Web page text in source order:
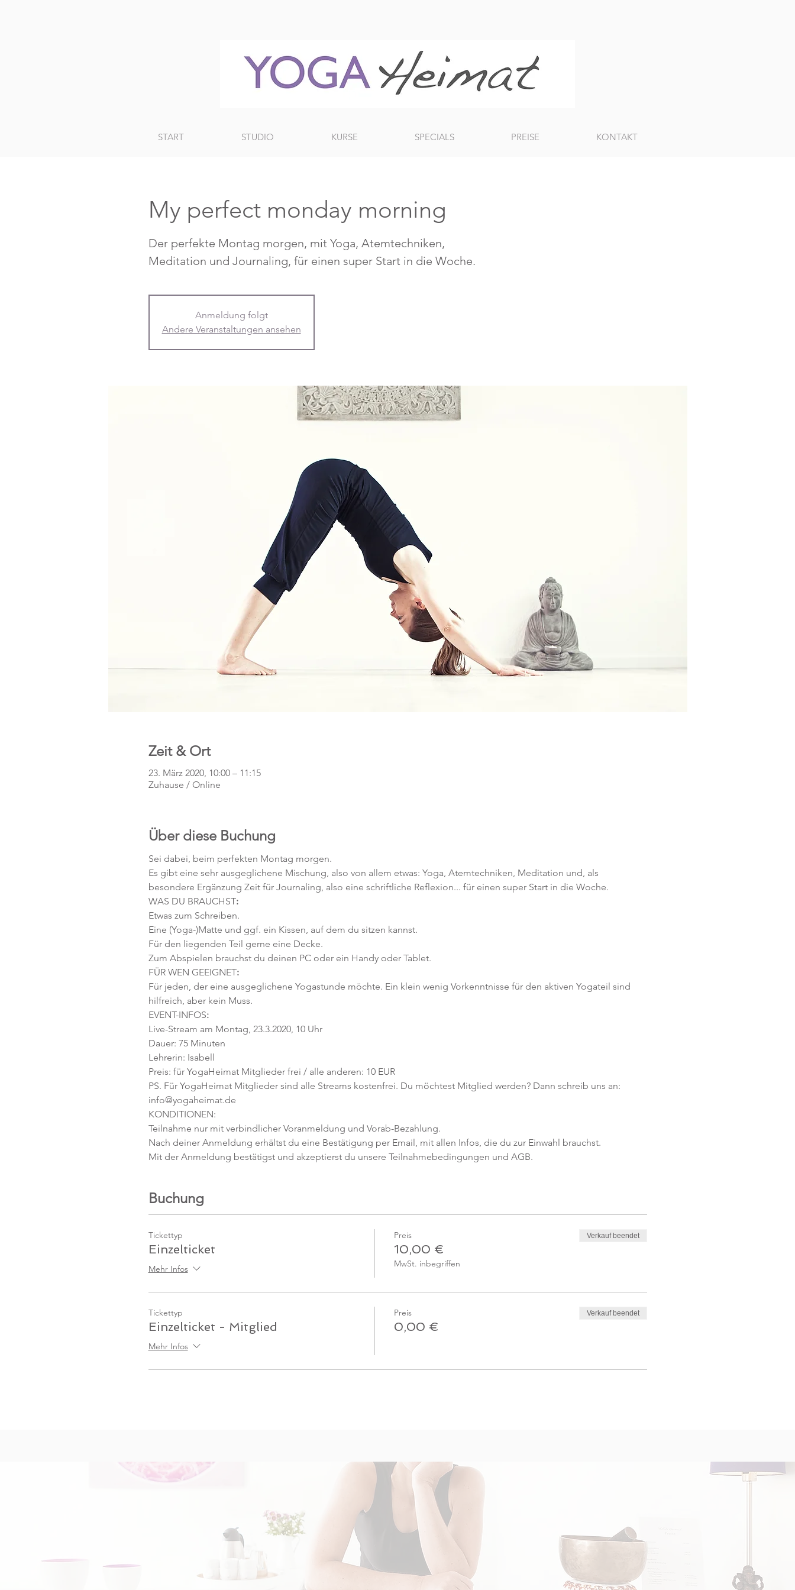
START STUDIO KURSE SPECIALS PREISE KONTAKT
My perfect monday morning
Der perfekte Montag morgen, mit Yoga, Atemtechniken,
Meditation und Journaling, für einen super Start in die Woche.
Anmeldung folgt
Andere Veranstaltungen ansehen
Zeit & Ort
23. März 2020, 10:00 – 11:15
Zuhause / Online
Über diese Buchung
Sei dabei, beim perfekten Montag morgen.
Es gibt eine sehr ausgeglichene Mischung, also von allem etwas: Yoga, Atemtechniken, Meditation und, als
besondere Ergänzung Zeit für Journaling, also eine schriftliche Reflexion... für einen super Start in die Woche.
WAS DU BRAUCHST:
Etwas zum Schreiben.
Eine (Yoga-)Matte und ggf. ein Kissen, auf dem du sitzen kannst.
Für den liegenden Teil gerne eine Decke.
Zum Abspielen brauchst du deinen PC oder ein Handy oder Tablet.
FÜR WEN GEEIGNET:
Für jeden, der eine ausgeglichene Yogastunde möchte. Ein klein wenig Vorkenntnisse für den aktiven Yogateil sind
hilfreich, aber kein Muss.
EVENT-INFOS:
Live-Stream am Montag, 23.3.2020, 10 Uhr
Dauer: 75 Minuten
Lehrerin: Isabell
Preis: für YogaHeimat Mitglieder frei / alle anderen: 10 EUR
PS. Für YogaHeimat Mitglieder sind alle Streams kostenfrei. Du möchtest Mitglied werden? Dann schreib uns an:
info@yogaheimat.de
KONDITIONEN:
Teilnahme nur mit verbindlicher Voranmeldung und Vorab-Bezahlung.
Nach deiner Anmeldung erhältst du eine Bestätigung per Email, mit allen Infos, die du zur Einwahl brauchst.
Mit der Anmeldung bestätigst und akzeptierst du unsere Teilnahmebedingungen und AGB.
Buchung
Tickettyp
Einzelticket
Mehr Infos
Preis
10,00 €
MwSt. inbegriffen
Verkauf beendet
Tickettyp
Einzelticket - Mitglied
Mehr Infos
Preis
0,00 €
Verkauf beendet